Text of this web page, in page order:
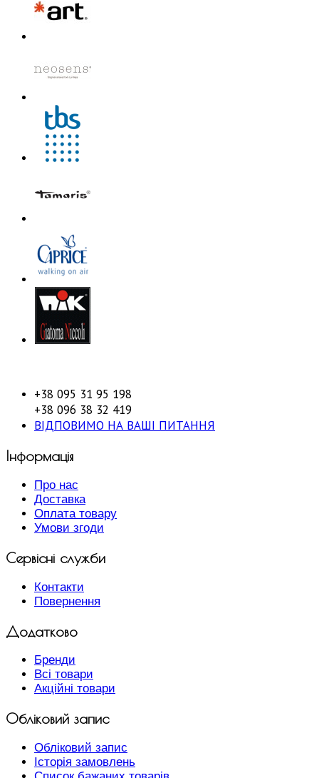
+38 095 31 95 198
+38 096 38 32 419
ВІДПОВИМО НА ВАШІ ПИТАННЯ
Інформація
Про нас
Доставка
Оплата товару
Умови згоди
Сервісні служби
Контакти
Повернення
Додатково
Бренди
Всі товари
Акційні товари
Обліковий запис
Обліковий запис
Історія замовлень